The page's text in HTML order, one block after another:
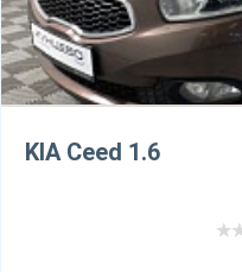
KIA Ceed 1.6